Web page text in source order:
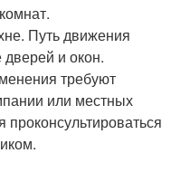
Путь движения
и окон.
требуют
или местных
проконсультироваться